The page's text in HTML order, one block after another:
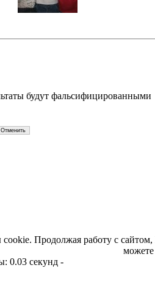
будут фальсифицированными
Продолжая работу с
можете
0.03 секунд -